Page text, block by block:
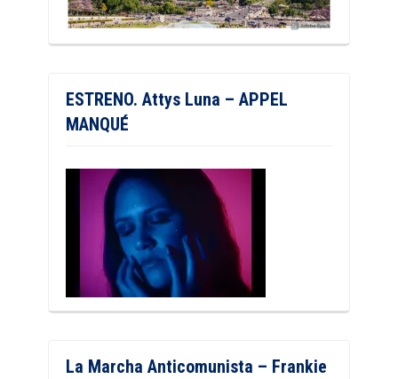
ESTRENO. Attys Luna – APPEL
MANQUÉ
La Marcha Anticomunista – Frankie